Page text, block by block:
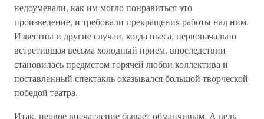
недоумевали, как им могло понравиться это
произведение, и требовали прекращения работы над ним.
Известны и другие случаи, когда пьеса, первоначально
встретившая весьма холодный прием, впоследствии
становилась предметом горячей любви коллектива и
поставленный спектакль оказывался большой творческой
победой театра.
Итак, первое впечатление бывает обманчивым. А ведь